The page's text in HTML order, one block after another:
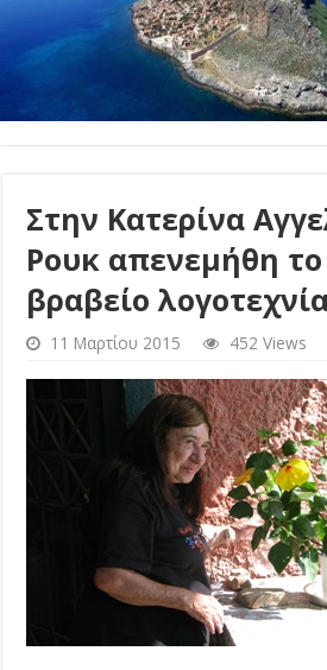
Στην Κατερίνα
Ρουκ απενεμήθη το
βραβείο
11 Μαρτίου 2015 452 Views